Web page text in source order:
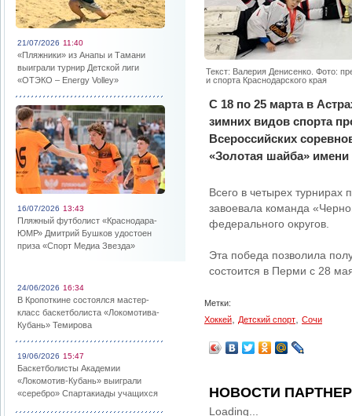
21/07/2026 11:40
«Пляжники» из Анапы и Тамани
выиграли турнир Детской лиги
«ОТЭКО – Energy Volley»
16/07/2026 13:43
Пляжный футболист «Краснодара-
ЮМР» Дмитрий Бушков удостоен
приза «Спорт Медиа Звезда»
24/06/2026 16:34
В Кропоткине состоялся мастер-
класс баскетболиста «Локомотива-
Кубань» Темирова
19/06/2026 15:47
Баскетболисты Академии
«Локомотив-Кубань» выиграли
«серебро» Спартакиады учащихся
Текст: Валерия Денисенко. Фото:
и спорта Краснодарского края
С 18 по 25 марта в
зимних видов спорта
Всероссийских
«Золотая шайба»
Всего в четырех
завоевала команда
федерального округов.
Эта победа позволила
состоится в Перми с 28
Метки:
Хоккей
Детский спорт Сочи
НОВОСТИ
Loading...